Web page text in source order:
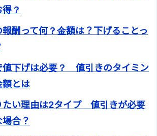
？
酬って何？金額は？下げることっ
値下げは必要？ 値引きのタイミン
額とは
たい理由は2タイプ 値引きが必要
合？